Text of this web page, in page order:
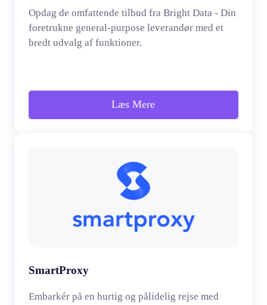
Opdag de omfattende tilbud fra Bright Data - Din
foretrukne general-purpose leverandør med et
bredt udvalg af funktioner.
Læs Mere
SmartProxy
Embarkér på en hurtig og pålidelig rejse med